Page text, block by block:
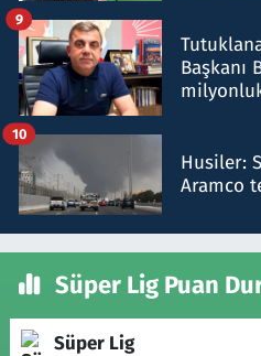
Başkanı
9
Husiler:
Aramco
10
Süper Lig Puan
Süper Lig